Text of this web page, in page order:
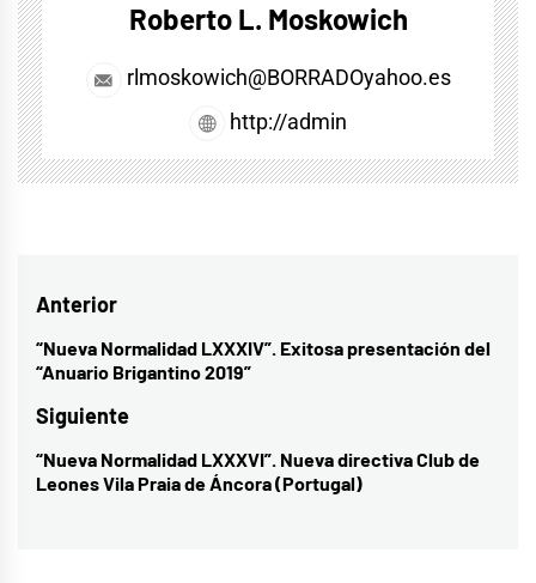
Roberto L. Moskowich
rlmoskowich@BORRADOyahoo.es
http://admin
Navegación
de
entradas
Anterior
Entrada
anterior:
“Nueva Normalidad LXXXIV”. Exitosa presentación del
“Anuario Brigantino 2019”
Siguiente
Entrada
siguiente:
“Nueva Normalidad LXXXVI”. Nueva directiva Club de
Leones Vila Praia de Áncora (Portugal)